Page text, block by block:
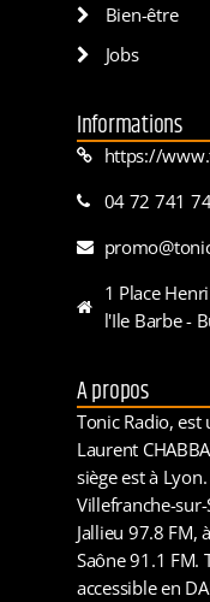
Bien-être
Jobs
Informations
https://
04 72 741
1 Place
l'Ile Barbe -
A propos
Tonic Radio,
Laurent
siège est à
Villefranche-
Jallieu 97.8 FM,
Saône 91.1 FM.
accessible en